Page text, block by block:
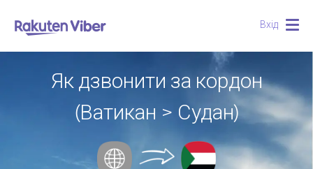
Вхід
Як дзвонити за кордон
(Ватикан > Судан)